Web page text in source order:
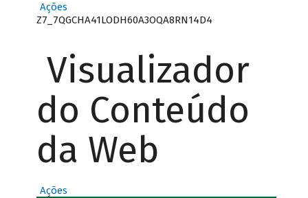
Ações
Z7_7QGCHA41LODH60A3OQA8RN14D4
Visualizador
do Conteúdo
da Web
Ações